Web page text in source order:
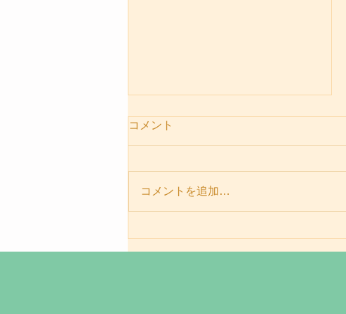
ー
コメント
コメントを追加…